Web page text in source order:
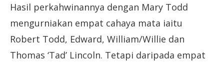
Hasil perkahwinannya dengan Mary Todd
mengurniakan empat cahaya mata iaitu
Robert Todd, Edward, William/Willie dan
Thomas ‘Tad’ Lincoln. Tetapi daripada empat